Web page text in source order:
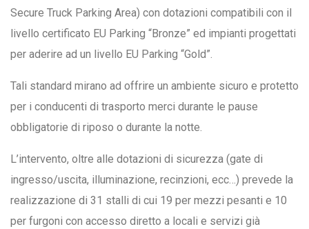
Secure Truck Parking Area) con dotazioni compatibili con il
livello certificato EU Parking “Bronze” ed impianti progettati
per aderire ad un livello EU Parking “Gold”.
Tali standard mirano ad offrire un ambiente sicuro e protetto
per i conducenti di trasporto merci durante le pause
obbligatorie di riposo o durante la notte.
L’intervento, oltre alle dotazioni di sicurezza (gate di
ingresso/uscita, illuminazione, recinzioni, ecc…) prevede la
realizzazione di 31 stalli di cui 19 per mezzi pesanti e 10
per furgoni con accesso diretto a locali e servizi già